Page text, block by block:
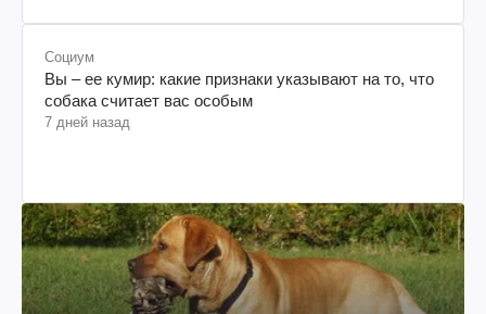
Социум
Вы – ее кумир: какие признаки указывают на то, что
собака считает вас особым
7 дней назад